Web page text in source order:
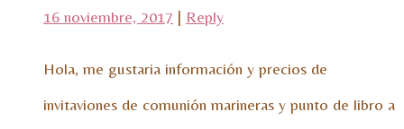
16 noviembre, 2017 | Reply
Hola, me gustaria información y precios de
invitaviones de comunión marineras y punto de libro a